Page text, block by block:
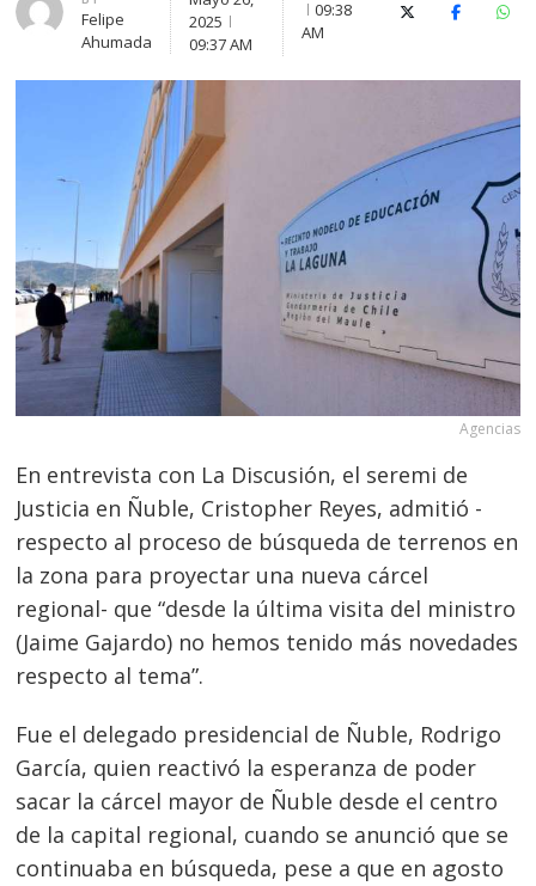
Felipe
Ahumada
2025
09:37 AM
09:38
AM
X (Twitter)Facebook
Agencias
En entrevista con La Discusión, el seremi de
Justicia en Ñuble, Cristopher Reyes, admitió -
respecto al proceso de búsqueda de terrenos en
la zona para proyectar una nueva cárcel
regional- que “desde la última visita del ministro
(Jaime Gajardo) no hemos tenido más novedades
respecto al tema”.
Fue el delegado presidencial de Ñuble, Rodrigo
García, quien reactivó la esperanza de poder
sacar la cárcel mayor de Ñuble desde el centro
de la capital regional, cuando se anunció que se
continuaba en búsqueda, pese a que en agosto